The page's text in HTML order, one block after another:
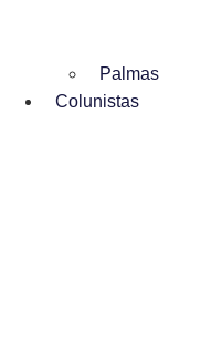
Palmas
Colunistas